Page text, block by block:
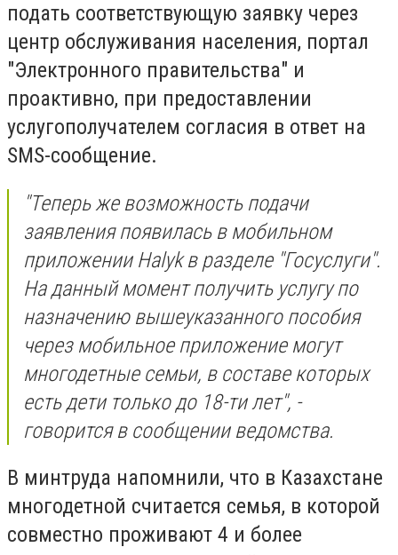
подать соответствующую заявку через
центр обслуживания населения, портал
"Электронного правительства" и
проактивно, при предоставлении
услугополучателем согласия в ответ на
SMS-сообщение.
"Теперь же возможность подачи
заявления появилась в мобильном
приложении Halyk в разделе "Госуслуги".
На данный момент получить услугу по
назначению вышеуказанного пособия
через мобильное приложение могут
многодетные семьи, в составе которых
есть дети только до 18-ти лет", -
говорится в сообщении ведомства.
В минтруда напомнили, что в Казахстане
многодетной считается семья, в которой
совместно проживают 4 и более